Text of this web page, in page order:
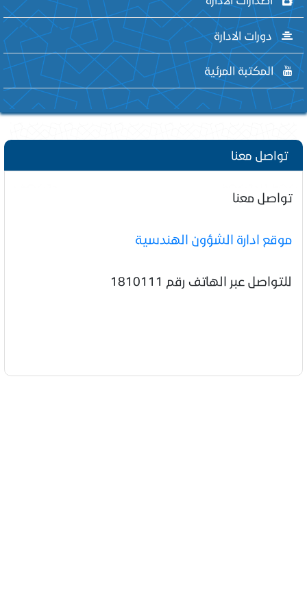
دورات الادارة
المكتبة المرئية
تواصل معنا
تواصل معنا
موقع ادارة الشؤون الهندسية
للتواصل عبر الهاتف رقم 1810111